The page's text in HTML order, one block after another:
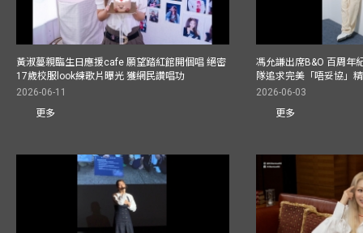
黃淑蔓親臨生日應援cafe 願望踏紅館開個唱 絕密
17歲校服look練歌片曝光 獲網民讚唱功
2026-06-11
更多
馮允謙出席B&O 百周年
隊追求完美「唔妥協」
2026-06-03
更多